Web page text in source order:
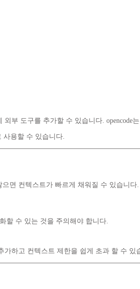
외부 도구를 추가할 수 있습니다.
용할 수 있습니다.
면 컨텍스트가 빠르게 채워질 수 있습니
할 수 있는 것을 주의해야 합니다.
가하고 컨텍스트 제한을 쉽게 초과 할 수 있